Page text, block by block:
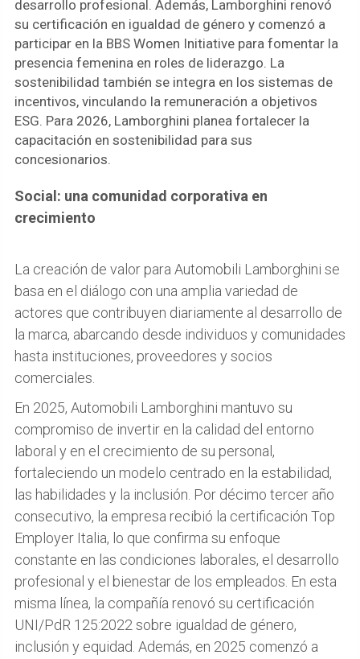
desarrollo profesional. Además, Lamborghini renovó
su certificación en igualdad de género y comenzó a
participar en la BBS Women Initiative para fomentar la
presencia femenina en roles de liderazgo. La
sostenibilidad también se integra en los sistemas de
incentivos, vinculando la remuneración a objetivos
ESG. Para 2026, Lamborghini planea fortalecer la
capacitación en sostenibilidad para sus
concesionarios.
Social: una comunidad corporativa en
crecimiento
La creación de valor para Automobili Lamborghini se
basa en el diálogo con una amplia variedad de
actores que contribuyen diariamente al desarrollo de
la marca, abarcando desde individuos y comunidades
hasta instituciones, proveedores y socios
comerciales.
En 2025, Automobili Lamborghini mantuvo su
compromiso de invertir en la calidad del entorno
laboral y en el crecimiento de su personal,
fortaleciendo un modelo centrado en la estabilidad,
las habilidades y la inclusión. Por décimo tercer año
consecutivo, la empresa recibió la certificación Top
Employer Italia, lo que confirma su enfoque
constante en las condiciones laborales, el desarrollo
profesional y el bienestar de los empleados. En esta
misma línea, la compañía renovó su certificación
UNI/PdR 125:2022 sobre igualdad de género,
inclusión y equidad. Además, en 2025 comenzó a